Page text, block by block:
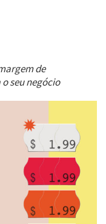
de
seu negócio